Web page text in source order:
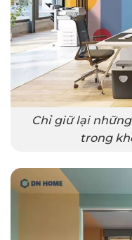
Chỉ giữ lại
trong